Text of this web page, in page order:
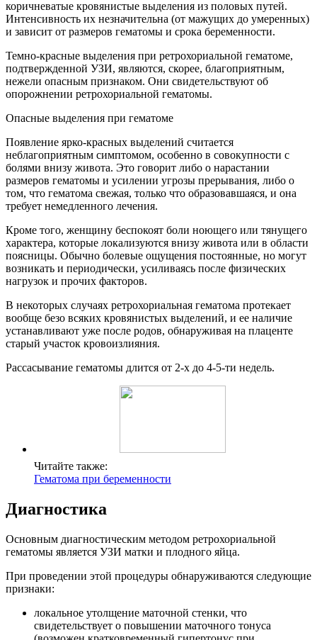
коричневатые кровянистые выделения из половых путей.
Интенсивность их незначительна (от мажущих до умеренных)
и зависит от размеров гематомы и срока беременности.
Темно-красные выделения при ретрохориальной гематоме,
подтвержденной УЗИ, являются, скорее, благоприятным,
нежели опасным признаком. Они свидетельствуют об
опорожнении ретрохориальной гематомы.
Опасные выделения при гематоме
Появление ярко-красных выделений считается
неблагоприятным симптомом, особенно в совокупности с
болями внизу живота. Это говорит либо о нарастании
размеров гематомы и усилении угрозы прерывания, либо о
том, что гематома свежая, только что образовавшаяся, и она
требует немедленного лечения.
Кроме того, женщину беспокоят боли ноющего или тянущего
характера, которые локализуются внизу живота или в области
поясницы. Обычно болевые ощущения постоянные, но могут
возникать и периодически, усиливаясь после физических
нагрузок и прочих факторов.
В некоторых случаях ретрохориальная гематома протекает
вообще безо всяких кровянистых выделений, и ее наличие
устанавливают уже после родов, обнаруживая на плаценте
старый участок кровоизлияния.
Рассасывание гематомы длится от 2-х до 4-5-ти недель.
Читайте также:
Гематома при беременности
Диагностика
Основным диагностическим методом ретрохориальной
гематомы является УЗИ матки и плодного яйца.
При проведении этой процедуры обнаруживаются следующие
признаки:
локальное утолщение маточной стенки, что
свидетельствует о повышении маточного тонуса